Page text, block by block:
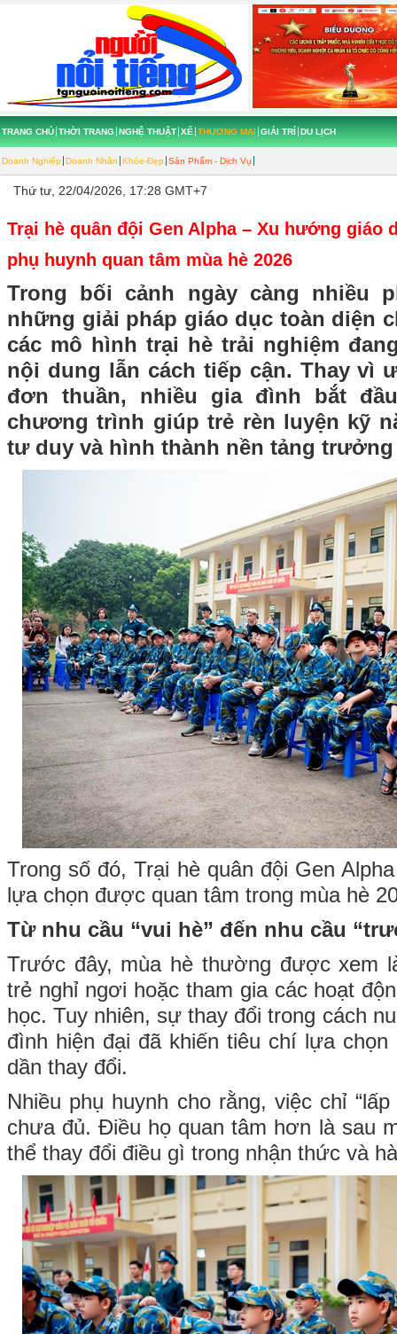
TRANG CHỦ THỜI TRANG NGHỆ THUẬT XẾ THƯƠNG MẠI
Doanh Nghiệp Doanh Nhân Khỏe-Đẹp Sản Phẩm - Dịch Vụ
GIẢI TRÍ DU LỊCH
Thứ tư, 22/04/2026, 17:28 GMT+7
Trại hè quân đội Gen Alpha – Xu hướng giáo
phụ huynh quan tâm mùa hè 2026
Trong bối cảnh ngày càng nhiều
những giải pháp giáo dục toàn diện
các mô hình trại hè trải nghiệm
nội dung lẫn cách tiếp cận. Thay vì
đơn thuần, nhiều gia đình bắt
chương trình giúp trẻ rèn luyện kỹ
tư duy và hình thành nền tảng
Trong số đó, Trại hè quân đội Gen
lựa chọn được quan tâm trong mùa hè
Từ nhu cầu “vui hè” đến nhu cầu
Trước đây, mùa hè thường được xem
trẻ nghỉ ngơi hoặc tham gia các hoạt
học. Tuy nhiên, sự thay đổi trong cách
đình hiện đại đã khiến tiêu chí lựa
dần thay đổi.
Nhiều phụ huynh cho rằng, việc chỉ
chưa đủ. Điều họ quan tâm hơn là sau
thể thay đổi điều gì trong nhận thức và